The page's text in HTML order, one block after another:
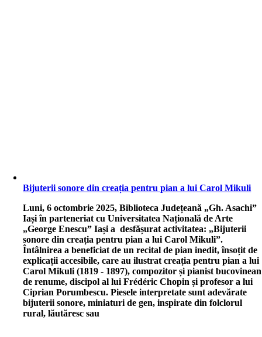
Bijuterii sonore din creația pentru pian a lui Carol Mikuli
Luni, 6 octombrie 2025, Biblioteca Județeană „Gh. Asachi”
Iași în parteneriat cu Universitatea Națională de Arte
„George Enescu” Iași a desfășurat activitatea: „Bijuterii
sonore din creația pentru pian a lui Carol Mikuli”.
Întâlnirea a beneficiat de un recital de pian inedit, însoțit de
explicații accesibile, care au ilustrat creația pentru pian a lui
Carol Mikuli (1819 - 1897), compozitor și pianist bucovinean
de renume, discipol al lui Frédéric Chopin și profesor a lui
Ciprian Porumbescu. Piesele interpretate sunt adevărate
bijuterii sonore, miniaturi de gen, inspirate din folclorul
rural, lăutăresc sau